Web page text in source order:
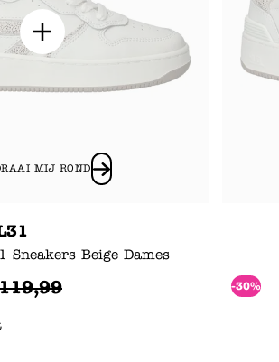
MIJ ROND
Sneakers Beige Dames
,99 -30%